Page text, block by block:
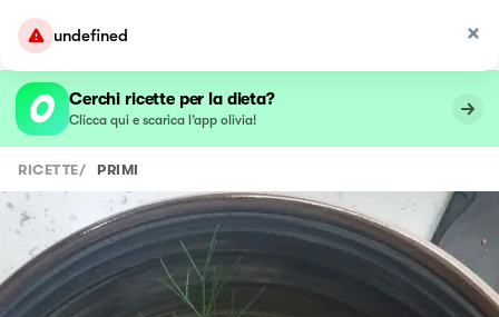
undefined
Cerchi ricette per la dieta?
Clicca qui e scarica l’app olivia!
RICETTE/ PRIMI